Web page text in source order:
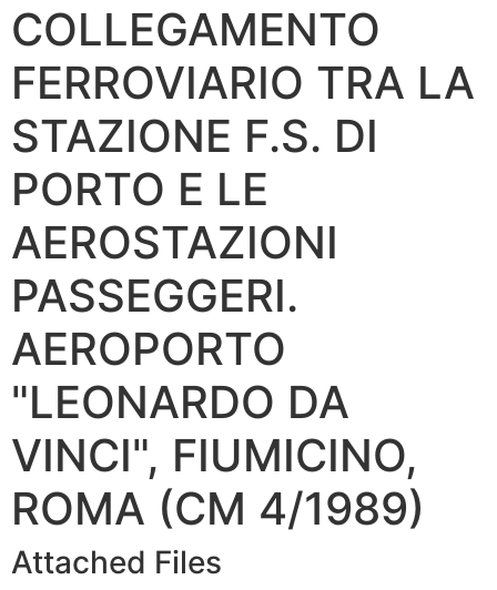
COLLEGAMENTO
FERROVIARIO TRA LA
STAZIONE F.S. DI
PORTO E LE
AEROSTAZIONI
PASSEGGERI.
AEROPORTO
"LEONARDO DA
VINCI", FIUMICINO,
ROMA (CM 4/1989)
Attached Files